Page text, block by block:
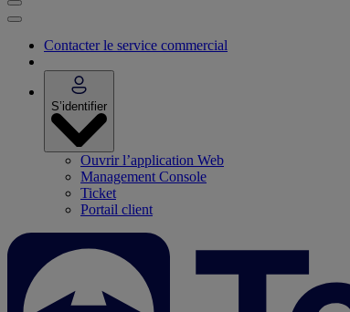
Contacter le service commercial
S’identifier
Ouvrir l’application Web
Management Console
Ticket
Portail client